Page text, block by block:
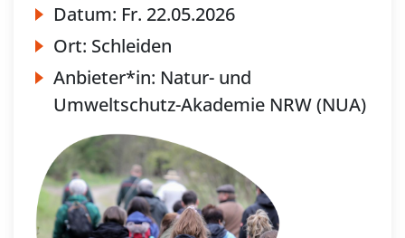
Datum: Fr. 22.05.2026
Ort: Schleiden
Anbieter*in: Natur- und
Umweltschutz-Akademie NRW (NUA)